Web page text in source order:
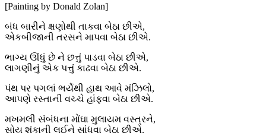
[Painting by Donald Zolan]
બંધ બારીને ક્ષણોથી તાકવા બેઠા છીએ,
એકબીજાની તરસને માપવા બેઠા છીએ.
ભાગ્ય ઊંધું છે ને છત્તું પાડવા બેઠા છીએ,
લાગણીનું એક પત્તું કાઢવા બેઠા છીએ.
પંથ પર પગલાં ભર્યેથી હાથ આવે મંઝિલો,
આપણે રસ્તાની વચ્ચે હાંફવા બેઠા છીએ.
મખમલી સંબંધના મોંઘા મુલાયમ વસ્ત્રને,
સોય શંકાની લઈને સાંધવા બેઠા છીએ.